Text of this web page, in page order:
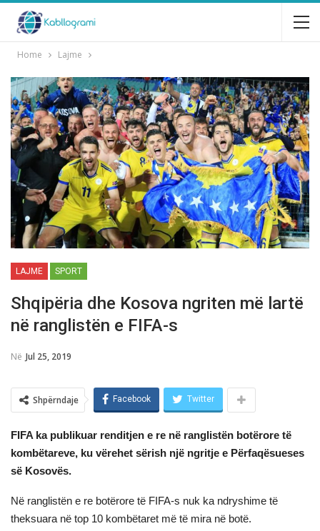
Home Lajme
LAJME SPORT
Shqipëria dhe Kosova ngriten më lartë
në ranglistën e FIFA-s
Në Jul 25, 2019
Shpërndaje Facebook Twitter
FIFA ka publikuar renditjen e re në ranglistën botërore të
kombëtareve, ku vërehet sërish një ngritje e Përfaqësueses
së Kosovës.
Në ranglistën e re botërore të FIFA-s nuk ka ndryshime të
theksuara në top 10 kombëtaret më të mira në botë.